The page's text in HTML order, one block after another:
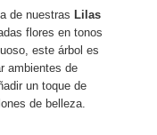
de nuestras Lilas
flores en tonos
este árbol es
ambientes de
un toque de
de belleza.